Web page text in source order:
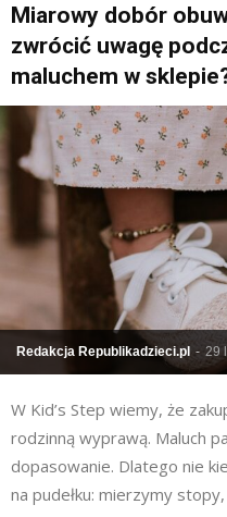
Miarowy dobór
zwrócić uwagę
maluchem w
Redakcja Republikadzieci.pl - 29
W Kid’s Step wiemy, że
rodzinną wyprawą. Maluch
dopasowanie. Dlatego nie
na pudełku: mierzymy